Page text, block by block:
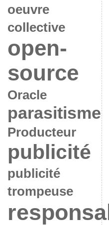
oeuvre
collective
open-
source
Oracle
parasitisme
Producteur
publicité
publicité
trompeuse